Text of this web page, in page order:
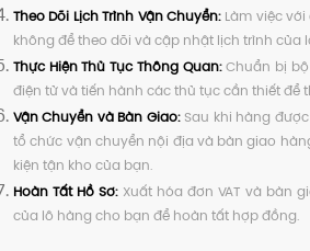
Theo Dõi Lịch Trình Vận Chuyển:Làm việc
không để theo dõi và cập nhật lịch trình của
Thực Hiện Thủ Tục Thông Quan:Chuẩn bị bộ
điện tử và tiến hành các thủ tục cần thiết để
Vận Chuyển và Bàn Giao:Sau khi hàng
tổ chức vận chuyển nội địa và bàn giao
kiện tận kho của bạn.
Hoàn Tất Hồ Sơ: Xuất hóa đơn VAT và bàn
của lô hàng cho bạn để hoàn tất hợp đồng.